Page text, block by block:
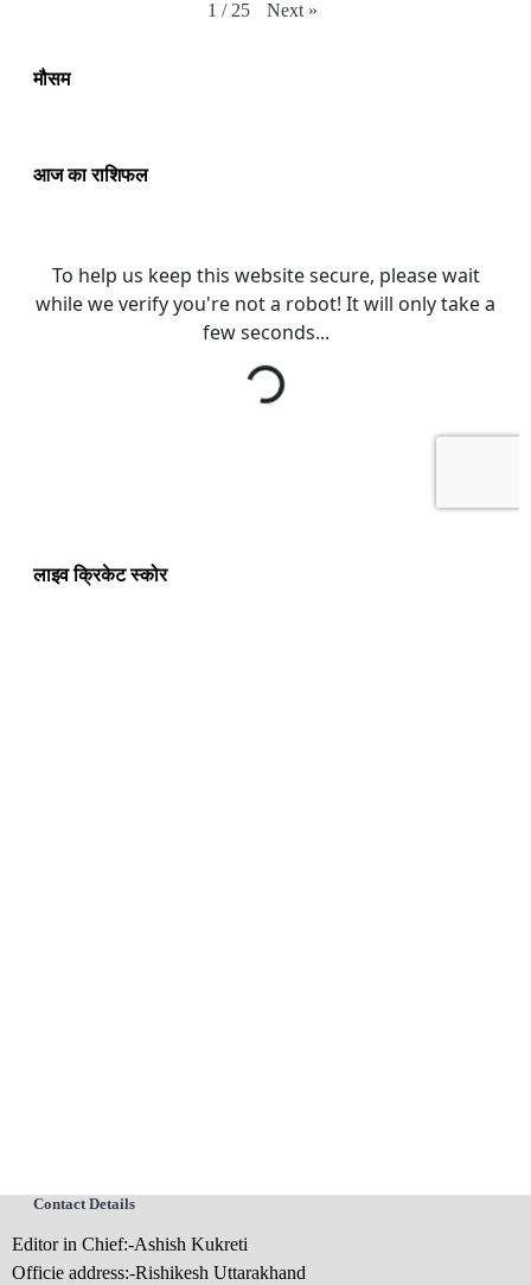
1 / 25 Next »
मौसम
आज का राशिफल
लाइव क्रिकेट स्कोर
Contact Details
Editor in Chief:-Ashish Kukreti
Officie address:-Rishikesh Uttarakhand